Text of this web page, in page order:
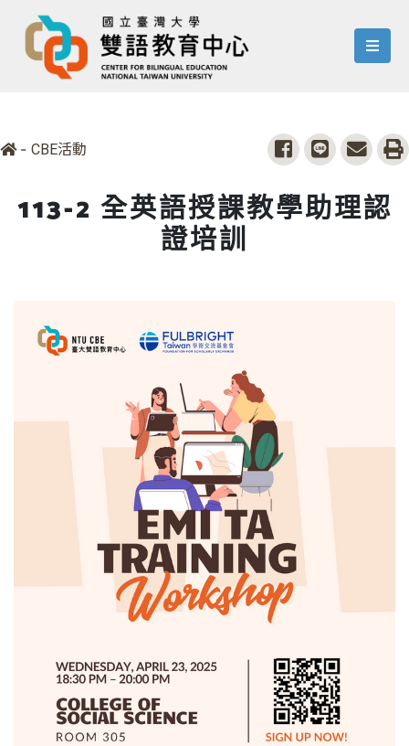
menu
- CBE活動 share to facebook
share to line
share
113-2 全英語授課教學助理認
證培訓